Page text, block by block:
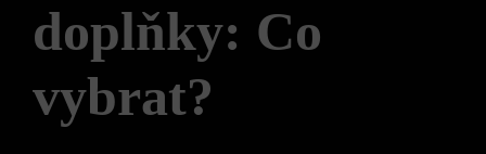
doplňky: Co
vybrat?